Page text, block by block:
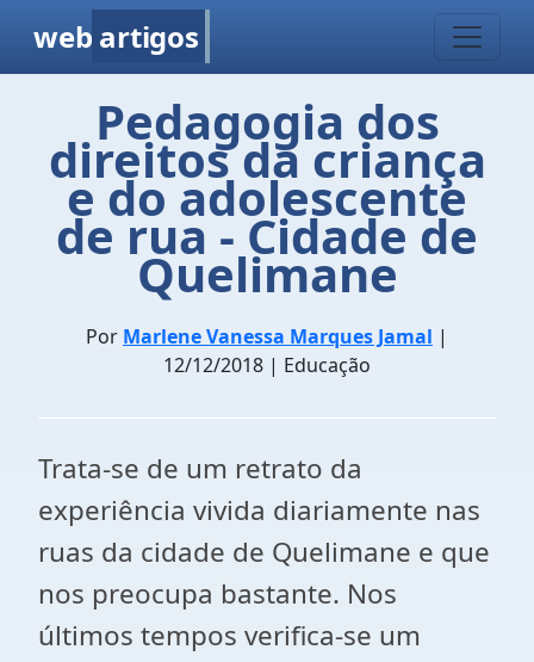
web artigos
Pedagogia dos
direitos da criança
e do adolescente
de rua - Cidade de
Quelimane
Por Marlene Vanessa Marques Jamal |
12/12/2018 | Educação
Trata-se de um retrato da
experiência vivida diariamente nas
ruas da cidade de Quelimane e que
nos preocupa bastante. Nos
últimos tempos verifica-se um